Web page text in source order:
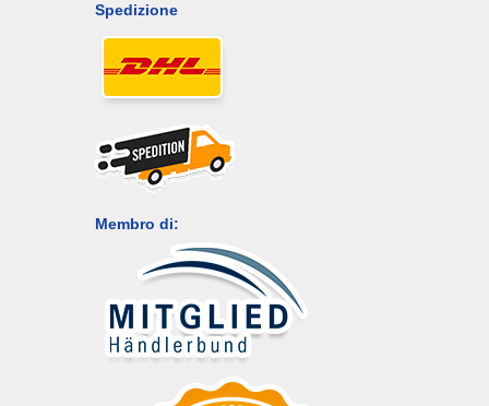
Spedizione
Membro di: